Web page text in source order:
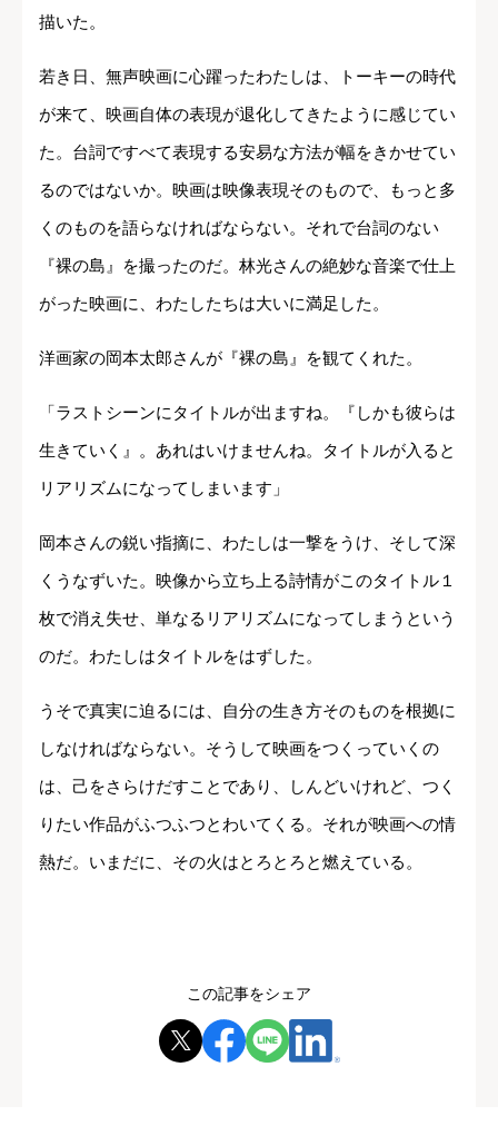
描いた。
若き日、無声映画に心躍ったわたしは、トーキーの時代
が来て、映画自体の表現が退化してきたように感じてい
た。台詞ですべて表現する安易な方法が幅をきかせてい
るのではないか。映画は映像表現そのもので、もっと多
くのものを語らなければならない。それで台詞のない
『裸の島』を撮ったのだ。林光さんの絶妙な音楽で仕上
がった映画に、わたしたちは大いに満足した。
洋画家の岡本太郎さんが『裸の島』を観てくれた。
「ラストシーンにタイトルが出ますね。『しかも彼らは
生きていく』。あれはいけませんね。タイトルが入ると
リアリズムになってしまいます」
岡本さんの鋭い指摘に、わたしは一撃をうけ、そして深
くうなずいた。映像から立ち上る詩情がこのタイトル１
枚で消え失せ、単なるリアリズムになってしまうという
のだ。わたしはタイトルをはずした。
うそで真実に迫るには、自分の生き方そのものを根拠に
しなければならない。そうして映画をつくっていくの
は、己をさらけだすことであり、しんどいけれど、つく
りたい作品がふつふつとわいてくる。それが映画への情
熱だ。いまだに、その火はとろとろと燃えている。
この記事をシェア